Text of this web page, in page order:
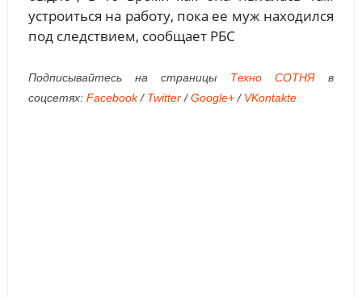
устроиться на работу, пока ее муж находился
под следствием, сообщает РБС
Подписывайтесь на страницы Техно СОТНЯв
соцсетях: Facebook/ Twitter/Google+/ VKontakte